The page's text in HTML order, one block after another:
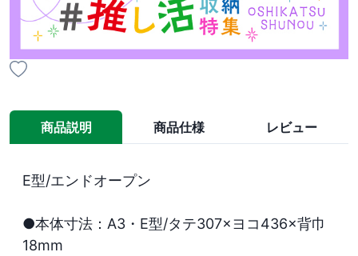
商品説明 商品仕様 レビュー
E型/エンドオープン
●本体寸法：A3・E型/タテ307×ヨコ436×背巾
18mm